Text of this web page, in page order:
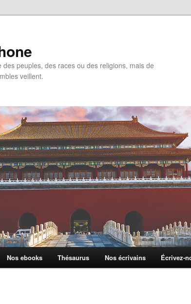
peuples, des races ou des religions, mais de
veillent.
Nos ebooks Thésaurus Nos écrivains Écrivez-